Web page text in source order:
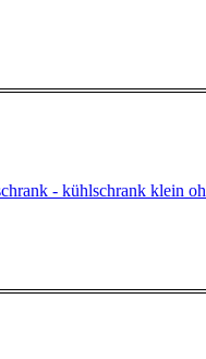
- kühlschrank klein